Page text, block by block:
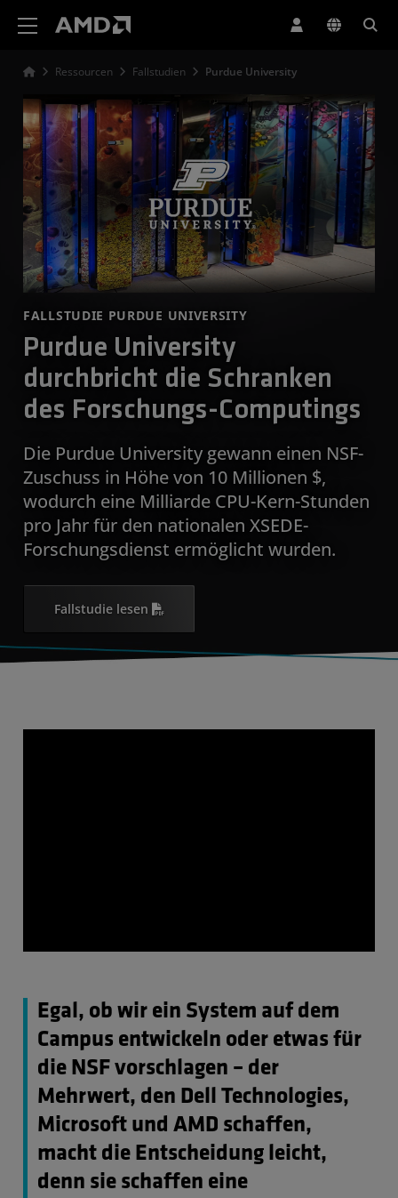
Ressourcen Fallstudien Purdue University
FALLSTUDIE PURDUE UNIVERSITY
Purdue University
durchbricht die Schranken
des Forschungs-Computings
Die Purdue University gewann einen NSF-
Zuschuss in Höhe von 10 Millionen $,
wodurch eine Milliarde CPU-Kern-Stunden
pro Jahr für den nationalen XSEDE-
Forschungsdienst ermöglicht wurden.
Fallstudie lesen
Egal, ob wir ein System auf dem
Campus entwickeln oder etwas für
die NSF vorschlagen – der
Mehrwert, den Dell Technologies,
Microsoft und AMD schaffen,
macht die Entscheidung leicht,
denn sie schaffen eine